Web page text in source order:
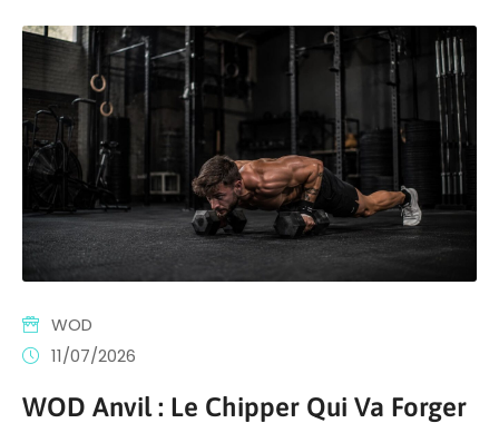
Outils
Promo
WOD
11/07/2026
WOD Anvil : Le Chipper Qui Va Forger